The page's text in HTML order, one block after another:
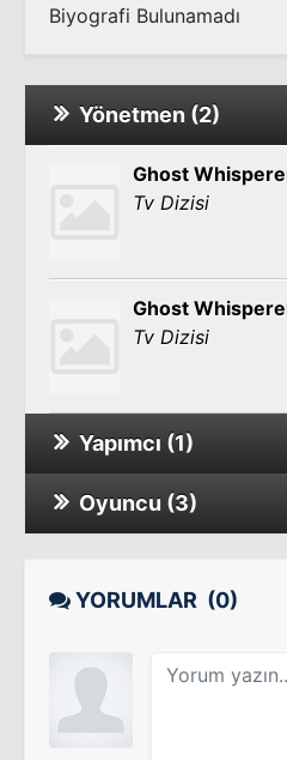
Biyografi Bulunamadı
Yönetmen (2)
Ghost
Tv Dizisi
Ghost
Tv Dizisi
Yapımcı (1)
Profiler
Tv Dizisi
Oyuncu (3)
Sinema Filmi
YORUMLAR (0)